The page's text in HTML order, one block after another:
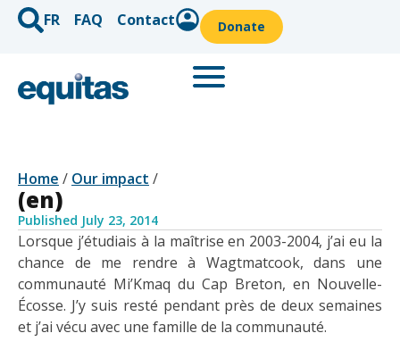
FR FAQ Contact Donate
Home / Our impact /
(en)
Published July 23, 2014
Lorsque j’étudiais à la maîtrise en 2003-2004, j’ai eu la
chance de me rendre à Wagtmatcook, dans une
communauté Mi’Kmaq du Cap Breton, en Nouvelle-
Écosse. J’y suis resté pendant près de deux semaines
et j’ai vécu avec une famille de la communauté.